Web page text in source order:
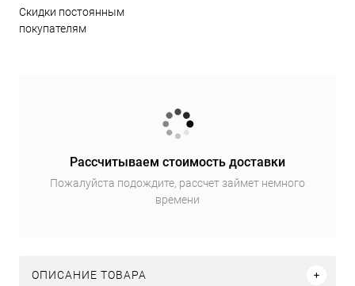
Скидки постоянным
покупателям
Рассчитываем стоимость доставки
Пожалуйста подождите, рассчет займет немного
времени
ОПИСАНИЕ ТОВАРА